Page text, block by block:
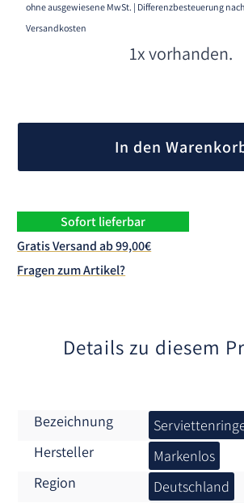
ohne ausgewiesene MwSt. | Differenzbesteuerung nach
Versandkosten
1x vorhanden.
In den
Sofort lieferbar
Gratis Versand ab 99,00€
Fragen zum Artikel?
Details zu diesem
Bezeichnung
Hersteller
Markenlos
Region
Deutschland